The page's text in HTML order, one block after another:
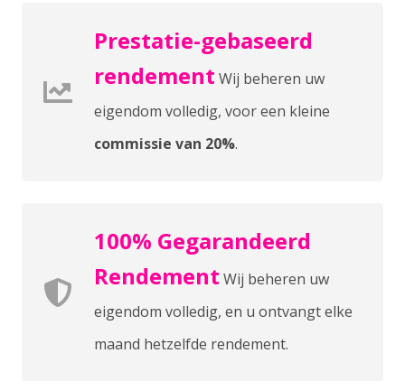
Prestatie-gebaseerd
rendement Wij beheren uw
eigendom volledig, voor een kleine
commissie van 20%.
100% Gegarandeerd
Rendement Wij beheren uw
eigendom volledig, en u ontvangt elke
maand hetzelfde rendement.